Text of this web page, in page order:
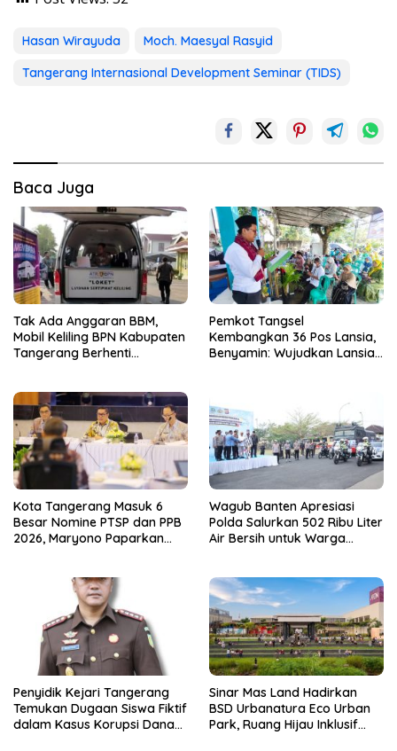
Hasan Wirayuda
Moch. Maesyal Rasyid
Tangerang Internasional Development Seminar (TIDS)
Baca Juga
Tak Ada Anggaran BBM,
Mobil Keliling BPN Kabupaten
Tangerang Berhenti
Pemkot Tangsel
Kembangkan 36 Pos Lansia,
Benyamin: Wujudkan Lansia
Kota Tangerang Masuk 6
Besar Nomine PTSP dan PPB
2026, Maryono Paparkan
Wagub Banten Apresiasi
Polda Salurkan 502 Ribu Liter
Air Bersih untuk Warga
Penyidik Kejari Tangerang
Temukan Dugaan Siswa Fiktif
dalam Kasus Korupsi Dana
Sinar Mas Land Hadirkan
BSD Urbanatura Eco Urban
Park, Ruang Hijau Inklusif